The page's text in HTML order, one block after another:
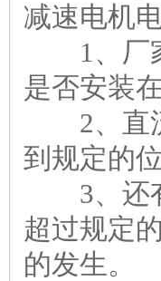
减速电机
1、厂家
是否安装
2、直流
到规定的
3、还有
超过规定
的发生。